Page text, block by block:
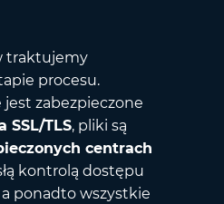
traktujemy
procesu.
jest zabezpieczone
SSL/TLS, pliki są
centrach
kontrolą dostępu
ponadto wszystkie